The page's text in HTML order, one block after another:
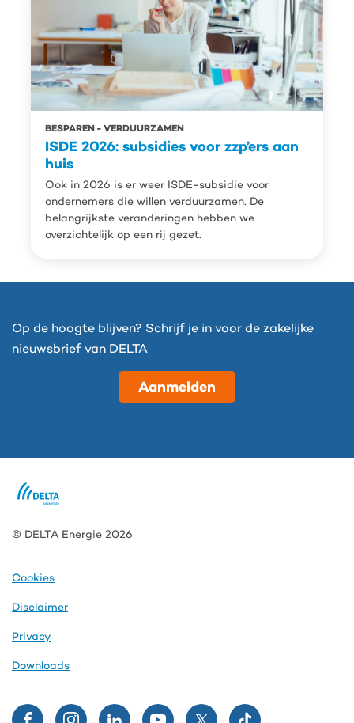
BESPAREN VERDUURZAMEN
ISDE 2026: subsidies voor zzp’ers aan
huis
Ook in 2026 is er weer ISDE-subsidie voor
ondernemers die willen verduurzamen. De
belangrijkste veranderingen hebben we
overzichtelijk op een rij gezet.
Op de hoogte blijven? Schrijf je in voor de zakelijke
nieuwsbrief van DELTA
Aanmelden
© DELTA Energie 2026
Cookies
Disclaimer
Privacy
Downloads
Volg Volg Volg Volg Volg Volg